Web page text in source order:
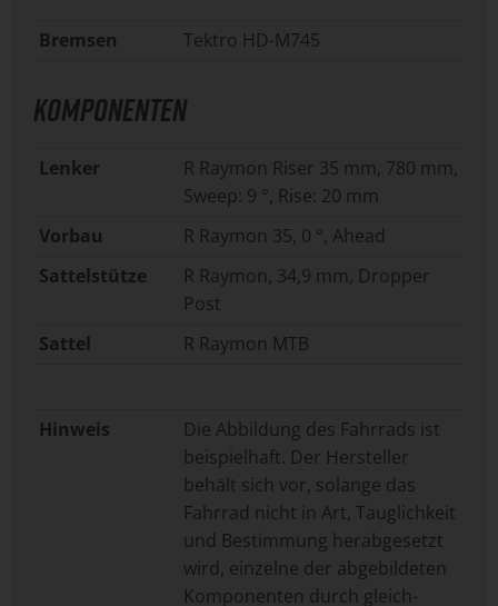
Bremsen Tektro HD-M745
KOMPONENTEN
Lenker
R Raymon Riser 35 mm, 780 mm,
Sweep: 9 °, Rise: 20 mm
Vorbau
R Raymon 35, 0 °, Ahead
Sattelstütze
R Raymon, 34,9 mm, Dropper
Post
Sattel
R Raymon MTB
Hinweis
Die Abbildung des Fahrrads ist
beispielhaft. Der Hersteller
behält sich vor, solange das
Fahrrad nicht in Art, Tauglichkeit
und Bestimmung herabgesetzt
wird, einzelne der abgebildeten
Komponenten durch gleich-